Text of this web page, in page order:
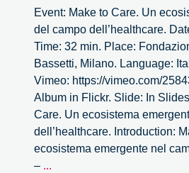
Event: Make to Care. Un
del campo dell’healthcare.
Time: 32 min. Place:
Bassetti, Milano. Language:
Vimeo: https://vimeo.com/
Album in Flickr. Slide: In
Care. Un ecosistema
dell’healthcare. Introduction:
ecosistema emergente nel
– ...